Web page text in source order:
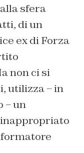
sfera
di un
ex di Forza
non ci si
utilizza – in
– un